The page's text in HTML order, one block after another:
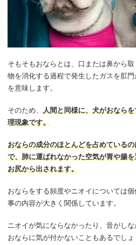
そもそもおならとは、口または鼻から
物を消化する過程で発生したガスを肛
を意味します。
そのため、 人間と同様に、犬がおなら
理現象です。
おならの成分のほとんどを占めている
で、肺に運ばれなかった空気が胃や腸
お尻から出されます。
おならをする頻度やニオイについては
事の内容が大きく関係しています。
ニオイが気にならなかったり、音がし
おならに気が付かないこともあるでしょ